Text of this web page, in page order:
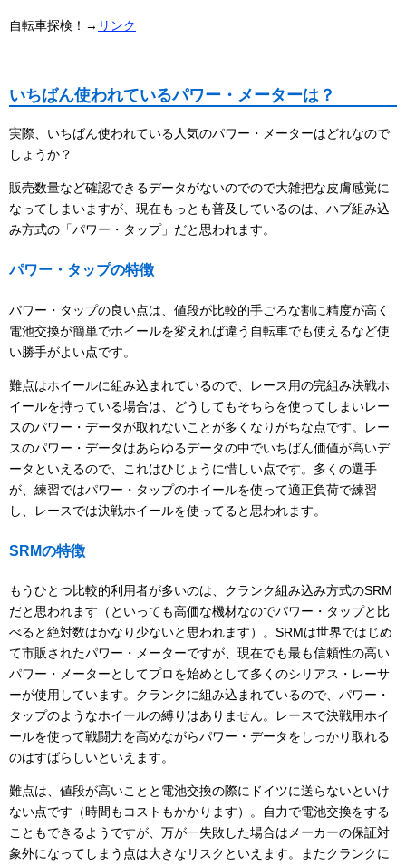
自転車探検！→ リンク
いちばん使われているパワー・メーターは？
実際、いちばん使われている人気のパワー・メーターはどれなので
しょうか？
販売数量など確認できるデータがないのでので大雑把な皮膚感覚に
なってしまいますが、現在もっとも普及しているのは、ハブ組み込
み方式の「パワー・タップ」だと思われます。
パワー・タップの特徴
パワー・タップの良い点は、値段が比較的手ごろな割に精度が高く
電池交換が簡単でホイールを変えれば違う自転車でも使えるなど使
い勝手がよい点です。
難点はホイールに組み込まれているので、レース用の完組み決戦ホ
イールを持っている場合は、どうしてもそちらを使ってしまいレー
スのパワー・データが取れないことが多くなりがちな点です。レー
スのパワー・データはあらゆるデータの中でいちばん価値が高いデ
ータといえるので、これはひじょうに惜しい点です。多くの選手
が、練習ではパワー・タップのホイールを使って適正負荷で練習
し、レースでは決戦ホイールを使ってると思われます。
SRMの特徴
もうひとつ比較的利用者が多いのは、クランク組み込み方式のSRM
だと思われます（といっても高価な機材なのでパワー・タップと比
べると絶対数はかなり少ないと思われます）。SRMは世界ではじめ
て市販されたパワー・メーターですが、現在でも最も信頼性の高い
パワー・メーターとしてプロを始めとして多くのシリアス・レーサ
ーが使用しています。クランクに組み込まれているので、パワー・
タップのようなホイールの縛りはありません。レースで決戦用ホイ
ールを使って戦闘力を高めながらパワー・データをしっかり取れる
のはすばらしいといえます。
難点は、値段が高いことと電池交換の際にドイツに送らないといけ
ない点です（時間もコストもかかります）。自力で電池交換をする
こともできるようですが、万が一失敗した場合はメーカーの保証対
象外になってしまう点は大きなリスクといえます。またクランクに